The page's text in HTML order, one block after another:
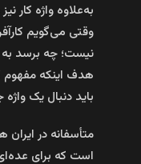
وقتی می‌گویم
نیست؛ چه برسد به
هدف اینکه مفهوم
باید دنبال یک
متأسفانه در
است که برای